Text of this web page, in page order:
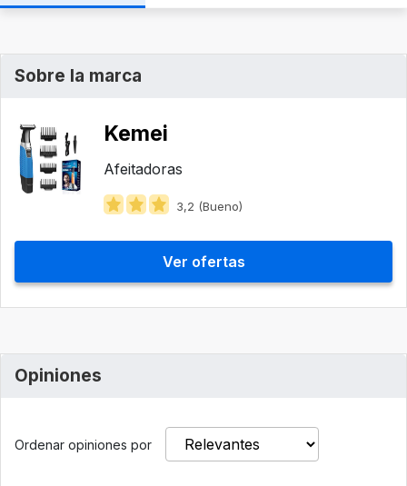
Sobre la marca
Kemei
Afeitadoras
3,2 (Bueno)
Ver ofertas
Opiniones
Ordenar opiniones por